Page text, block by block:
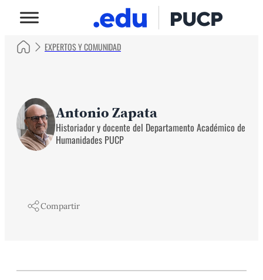
EXPERTOS Y COMUNIDAD
Antonio Zapata
Historiador y docente del Departamento Académico de
Humanidades PUCP
Compartir